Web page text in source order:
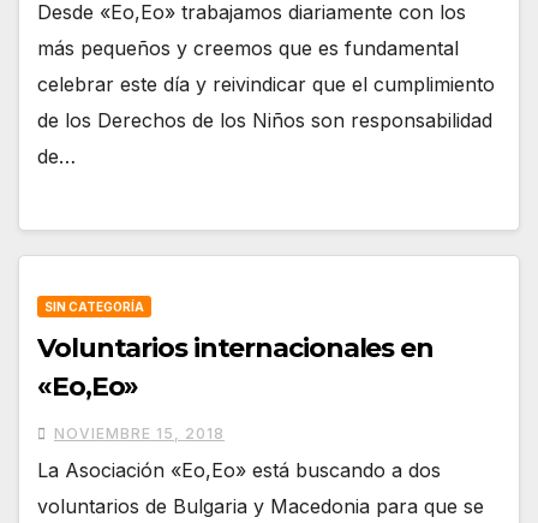
Desde «Eo,Eo» trabajamos diariamente con los
más pequeños y creemos que es fundamental
celebrar este día y reivindicar que el cumplimiento
de los Derechos de los Niños son responsabilidad
de…
SIN CATEGORÍA
Voluntarios internacionales en
«Eo,Eo»
NOVIEMBRE 15, 2018
La Asociación «Eo,Eo» está buscando a dos
voluntarios de Bulgaria y Macedonia para que se